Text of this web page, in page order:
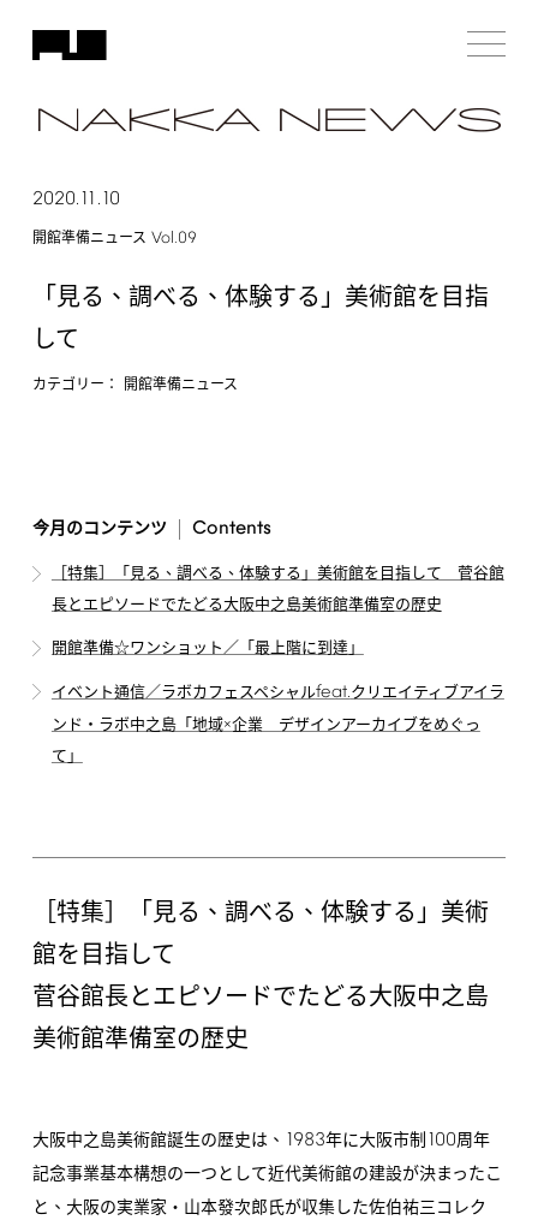
2020.11.10
開館準備ニュース Vol.09
「見る、調べる、体験する」美術館を目指
して
カテゴリー： 開館準備ニュース
今月のコンテンツ Contents
［特集］「見る、調べる、体験する」美術館を目指して 菅谷館
長とエピソードでたどる大阪中之島美術館準備室の歴史
開館準備☆ワンショット／「最上階に到達」
イベント通信／ラボカフェスペシャルfeat.クリエイティブアイラ
ンド・ラボ中之島「地域×企業 デザインアーカイブをめぐっ
て」
［特集］「見る、調べる、体験する」美術
館を目指して
菅谷館長とエピソードでたどる大阪中之島
美術館準備室の歴史
大阪中之島美術館誕生の歴史は、 1983年に大阪市制 100周年
記念事業基本構想の一つとして近代美術館の建設が決まったこ
と、大阪の実業家・山本發次郎氏が収集した佐伯祐三コレク